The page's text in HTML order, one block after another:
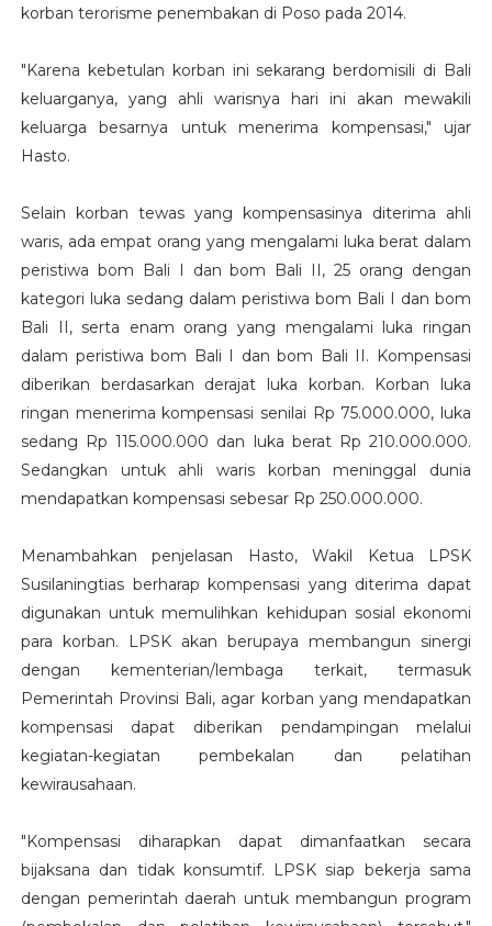
korban terorisme penembakan di Poso pada 2014.
"Karena kebetulan korban ini sekarang berdomisili di Bali
keluarganya, yang ahli warisnya hari ini akan mewakili
keluarga besarnya untuk menerima kompensasi," ujar
Hasto.
Selain korban tewas yang kompensasinya diterima ahli
waris, ada empat orang yang mengalami luka berat dalam
peristiwa bom Bali I dan bom Bali II, 25 orang dengan
kategori luka sedang dalam peristiwa bom Bali I dan bom
Bali II, serta enam orang yang mengalami luka ringan
dalam peristiwa bom Bali I dan bom Bali II. Kompensasi
diberikan berdasarkan derajat luka korban. Korban luka
ringan menerima kompensasi senilai Rp 75.000.000, luka
sedang Rp 115.000.000 dan luka berat Rp 210.000.000.
Sedangkan untuk ahli waris korban meninggal dunia
mendapatkan kompensasi sebesar Rp 250.000.000.
Menambahkan penjelasan Hasto, Wakil Ketua LPSK
Susilaningtias berharap kompensasi yang diterima dapat
digunakan untuk memulihkan kehidupan sosial ekonomi
para korban. LPSK akan berupaya membangun sinergi
dengan kementerian/lembaga terkait, termasuk
Pemerintah Provinsi Bali, agar korban yang mendapatkan
kompensasi dapat diberikan pendampingan melalui
kegiatan-kegiatan pembekalan dan pelatihan
kewirausahaan.
"Kompensasi diharapkan dapat dimanfaatkan secara
bijaksana dan tidak konsumtif. LPSK siap bekerja sama
dengan pemerintah daerah untuk membangun program